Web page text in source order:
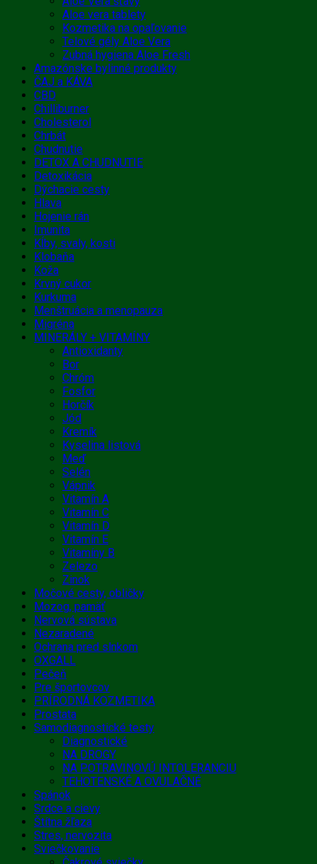
Aloe vera tablety
Kozmetika na opaľovanie
Telové gély Aloe Vera
Zubná hygiena Aloe Fresh
Amazónske bylinné produkty
ČAJ a KÁVA
CBD
Chilliburner
Cholesterol
Chrbát
Chudnutie
DETOX A CHUDNUTIE
Detoxikácia
Dýchacie cesty
Hlava
Hojenie rán
Imunita
Kĺby, svaly, kosti
Klobaňa
Koža
Krvný cukor
Kurkuma
Menštruácia a menopauza
Migréna
MINERÁLY + VITAMÍNY
Antioxidanty
Bor
Chróm
Fosfor
Horčík
Jód
Kremík
Kyselina listová
Meď
Selén
Vápnik
Vitamín A
Vitamín C
Vitamín D
Vitamín E
Vitamíny B
Zelezo
Zinok
Močové cesty, obličky
Mozog, pamäť
Nervová sústava
Nezaradené
Ochrana pred slnkom
OXGALL
Pečeň
Pre športovcov
PRÍRODNÁ KOZMETIKA
Prostata
Samodiagnostické testy
Diagnostické
NA DROGY
NA POTRAVINOVÚ INTOLERANCIU
TEHOTENSKÉ A OVULAČNÉ
Spánok
Srdce a cievy
Štítna žľaza
Stres, nervozita
Sviečkovanie